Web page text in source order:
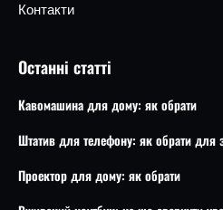
Контакти
Останні статті
Кавомашина для дому: як обрати
Штатив для телефону: як обрати для
Проектор для дому: як обрати